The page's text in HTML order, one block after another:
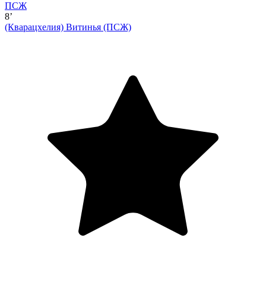
ПСЖ
8’
(Кварацхелия) Витинья (ПСЖ)